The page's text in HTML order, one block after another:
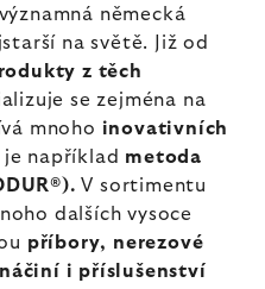
německá
na světě. Již od
z těch
se zejména na
mnoho inovativních
je například metoda
V sortimentu
dalších vysoce
příbory, nerezové
i příslušenství